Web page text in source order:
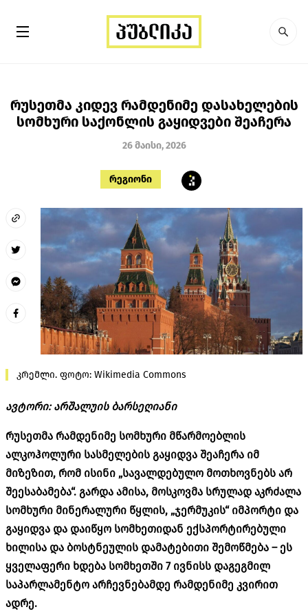
რუსეთმა კიდევ რამდენიმე დასახელების
სომხური საქონლის გაყიდვები შეაჩერა
26 მაისი, 2026
რეგიონი
კრემლი. ფოტო: Wikimedia Commons
ავტორი: არშალუის ბარსეღიანი
რუსეთმა რამდენიმე სომხური მწარმოებლის
ალკოჰოლური სასმელების გაყიდვა შეაჩერა იმ
მიზეზით, რომ ისინი „სავალდებულო მოთხოვნებს არ
შეესაბამება“. გარდა ამისა, მოსკოვმა სრულად აკრძალა
სომხური მინერალური წყლის, „ჯერმუკის“ იმპორტი და
გაყიდვა და დაიწყო სომხეთიდან ექსპორტირებული
ხილისა და ბოსტნეულის დამატებითი შემოწმება – ეს
ყველაფერი ხდება სომხეთში 7 ივნისს დაგეგმილ
საპარლამენტო არჩევნებამდე რამდენიმე კვირით
ადრე.